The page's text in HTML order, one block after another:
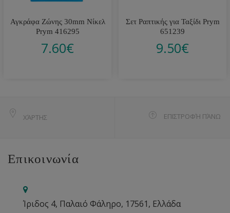
Αγκράφα Ζώνης 30mm Νίκελ
Prym 416295
7.60€
Σετ Ραπτικής για Ταξίδι Prym
651239
9.50€
ΧΆΡΤΗΣ ΕΠΙΣΤΡΟΦΉ ΠΆΝΩ
Επικοινωνία
Ίριδος 4, Παλαιό Φάληρο, 17561, Ελλάδα